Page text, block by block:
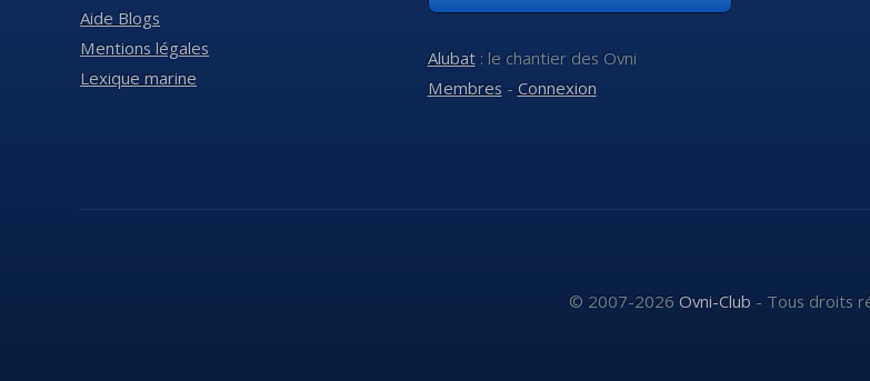
Aide Blogs
Mentions légales
Lexique marine
Alubat: le chantier des Ovni
Membres - Connexion
© 2007-2026 Ovni-Club - Tous droits